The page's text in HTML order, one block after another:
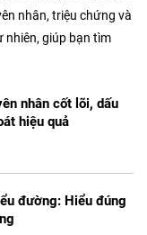
nhân, triệu chứng và
nhiên, giúp bạn tìm
nhân cốt lõi, dấu
hiệu quả
đường: Hiểu đúng